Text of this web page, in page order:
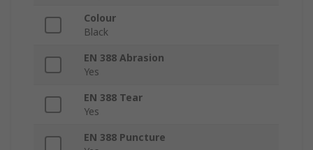
Colour
Black
EN 388 Abrasion
Yes
EN 388 Tear
Yes
EN 388 Puncture